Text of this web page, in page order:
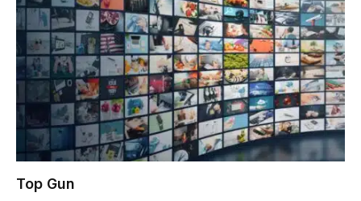
Top Gun